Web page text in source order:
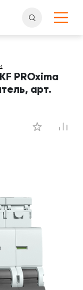
PROxima
арт.